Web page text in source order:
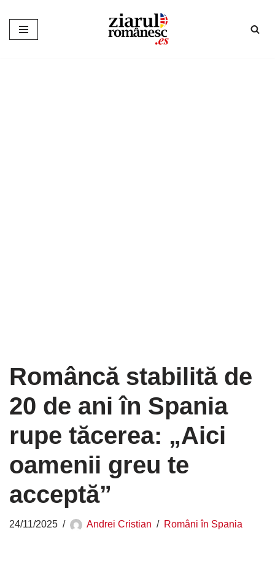
Sari
Româncă stabilită de
20 de ani în Spania
rupe tăcerea: „Aici
oamenii greu te
acceptă”
24/11/2025 Andrei Cristian Români în Spania